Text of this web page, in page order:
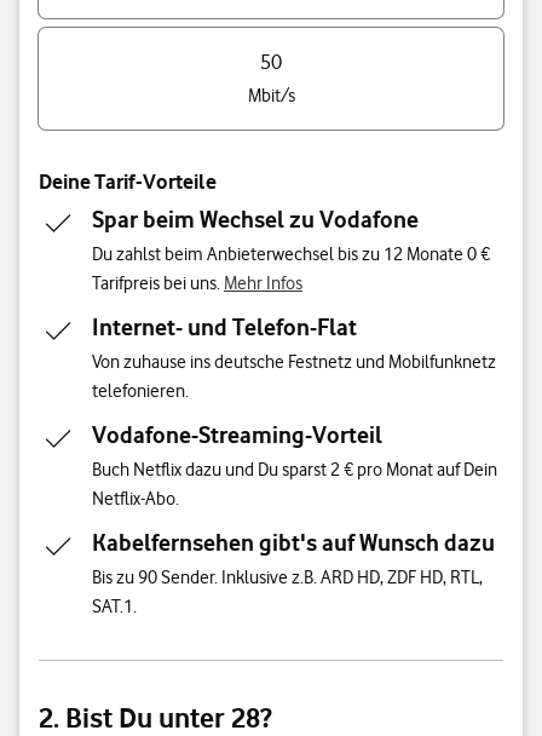
50
Mbit/s
Deine Tarif-Vorteile
Spar beim Wechsel zu Vodafone
Du zahlst beim Anbieterwechsel bis zu 12 Monate 0 €
Tarifpreis bei uns. Mehr Infos
Internet- und Telefon-Flat
Von zuhause ins deutsche Festnetz und Mobilfunknetz
telefonieren.
Vodafone-Streaming-Vorteil
Buch Netflix dazu und Du sparst 2 € pro Monat auf Dein
Netflix-Abo.
Kabelfernsehen gibt's auf Wunsch dazu
Bis zu 90 Sender. Inklusive z.B. ARD HD, ZDF HD, RTL,
SAT.1.
2. Bist Du unter 28?